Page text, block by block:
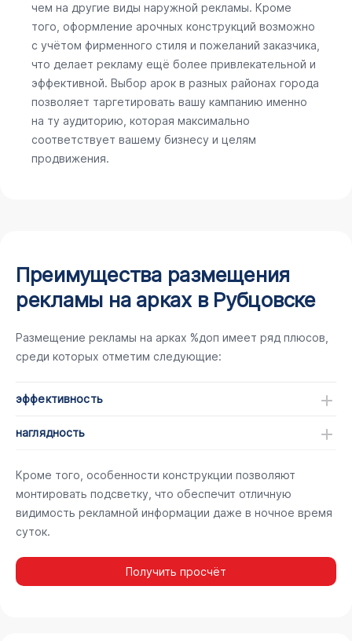
чем на другие виды наружной рекламы. Кроме
того, оформление арочных конструкций возможно
с учётом фирменного стиля и пожеланий заказчика,
что делает рекламу ещё более привлекательной и
эффективной. Выбор арок в разных районах города
позволяет таргетировать вашу кампанию именно
на ту аудиторию, которая максимально
соответствует вашему бизнесу и целям
продвижения.
Преимущества размещения
рекламы на арках в Рубцовске
Размещение рекламы на арках %доп имеет ряд плюсов,
среди которых отметим следующие:
эффективность
наглядность
Кроме того, особенности конструкции позволяют
монтировать подсветку, что обеспечит отличную
видимость рекламной информации даже в ночное время
суток.
Получить просчёт